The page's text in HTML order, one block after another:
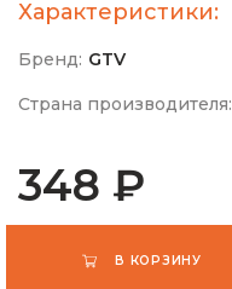
Характеристики:
Бренд: GTV
Страна производителя:
348 ₽
В КОРЗИНУ